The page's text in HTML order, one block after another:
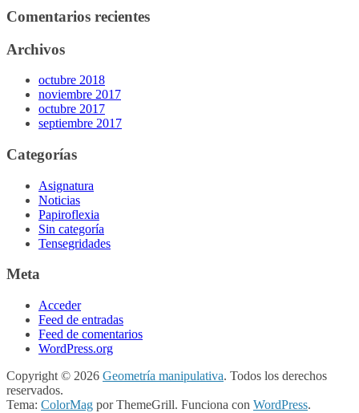
Comentarios recientes
Archivos
octubre 2018
noviembre 2017
octubre 2017
septiembre 2017
Categorías
Asignatura
Noticias
Papiroflexia
Sin categoría
Tensegridades
Meta
Acceder
Feed de entradas
Feed de comentarios
WordPress.org
Copyright © 2026 Geometría manipulativa. Todos los derechos
reservados.
Tema: ColorMag por ThemeGrill. Funciona con WordPress.